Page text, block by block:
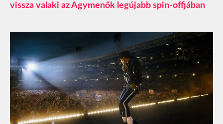
vissza valaki az Agymenők legújabb spin-offjában